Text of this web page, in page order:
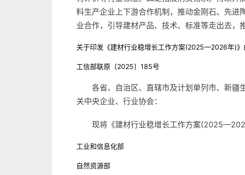
料生产企业上下游合作机制，推动金刚石、先进
业合作，引导建材产品、技术、标准等走出去，
关于印发《建材行业稳增长工作方案(2025—2026年)》
工信部联原〔2025〕185号
各省、自治区、直辖市及计划单列市、新疆
关中央企业、行业协会：
现将《建材行业稳增长工作方案
工业和信息化部
自然资源部